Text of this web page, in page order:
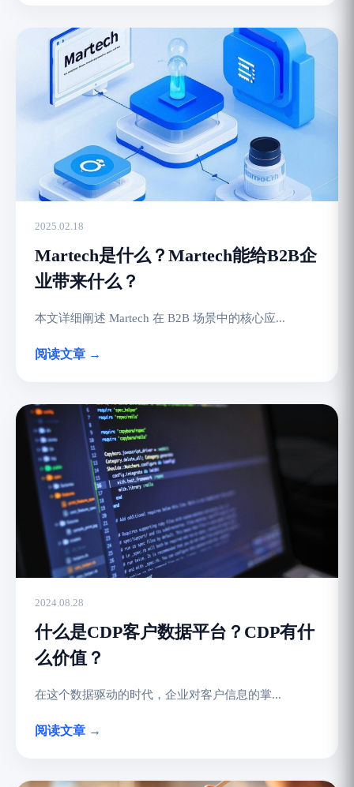
2025.02.18
Martech是什么？Martech能给B2B企
业带来什么？
本文详细阐述 Martech 在 B2B 场景中的核心应...
阅读文章 →
2024.08.28
什么是CDP客户数据平台？CDP有什
么价值？
在这个数据驱动的时代，企业对客户信息的掌...
阅读文章 →